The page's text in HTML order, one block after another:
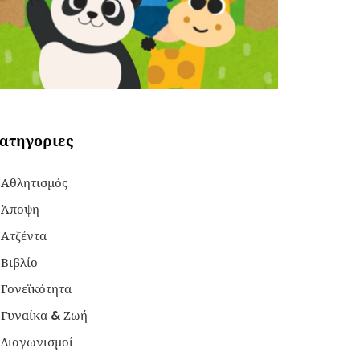
Αθλητισμός
Άποψη
Ατζέντα
Βιβλίο
Γονεϊκότητα
Γυναίκα & Ζωή
Διαγωνισμοί